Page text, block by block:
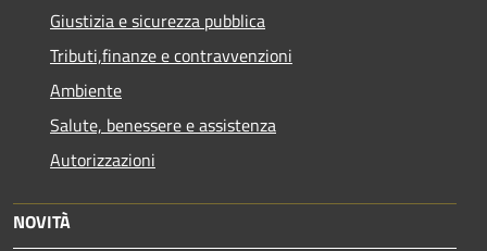
Giustizia e sicurezza pubblica
Tributi,finanze e contravvenzioni
Ambiente
Salute, benessere e assistenza
Autorizzazioni
NOVITÀ